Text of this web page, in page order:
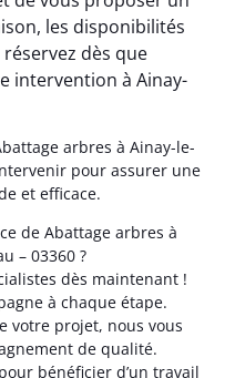
les disponibilités
dès que
intervention à Ainay-
arbres à Ainay-le-
pour assurer une
et efficace.
de Abattage arbres à
– 03360 ?
dès maintenant !
à chaque étape.
votre projet, nous vous
de qualité.
bénéficier d’un travail